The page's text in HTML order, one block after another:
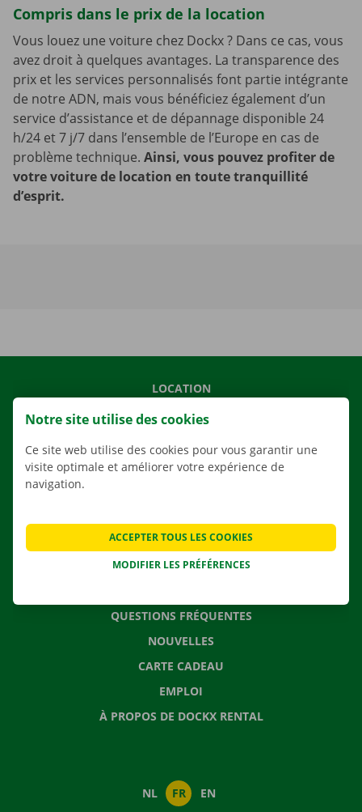
Compris dans le prix de la location
Vous louez une voiture chez Dockx ? Dans ce cas, vous
avez droit à quelques avantages. La transparence des
prix et les services personnalisés font partie intégrante
de notre ADN, mais vous bénéficiez également d’un
service d’assistance et de dépannage disponible 24
h/24 et 7 j/7 dans l’ensemble de l’Europe en cas de
problème technique. Ainsi, vous pouvez profiter de
votre voiture de location en toute tranquillité
d’esprit.
LOCATION
NOS VÉHICULES
AGENCES
QUESTIONS FRÉQUENTES
NOUVELLES
CARTE CADEAU
EMPLOI
À PROPOS DE DOCKX RENTAL
NL FR EN
Notre site utilise des cookies
Ce site web utilise des cookies pour vous garantir une
visite optimale et améliorer votre expérience de
navigation.
MODIFIER LES PRÉFÉRENCES
ACCEPTER TOUS LES COOKIES